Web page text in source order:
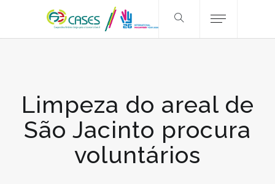
Limpeza do areal de
São Jacinto procura
voluntários